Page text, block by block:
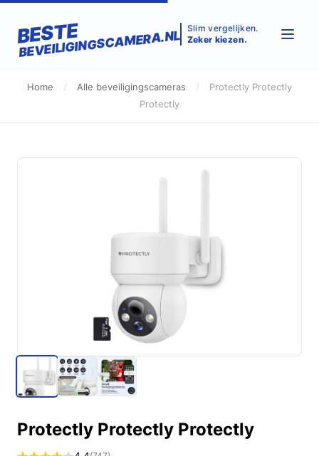
BESTE
BEVEILIGINGSCAMERA.NL Slim vergelijken.
Zeker kiezen.
Home / Alle beveiligingscameras /
Protectly Protectly
Protectly
Protectly Protectly Protectly